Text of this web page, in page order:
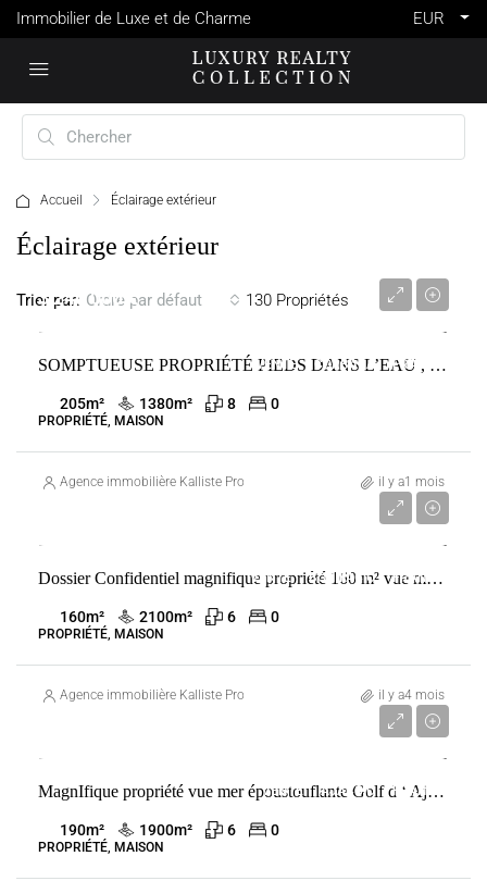
Immobilier de Luxe et de Charme EUR
Accueil Éclairage extérieur
Éclairage extérieur
130 Propriétés
Trier par: Ordre par défaut
VENTE CORBARA FRANCE
3 240 000 €
SOMPTUEUSE PROPRIÉTÉ PIEDS DANS L’EAU , MARINE DE DAVIA 20256 CORBAR
205m² 1380m² 8 0
PROPRIÉTÉ, MAISON
Agence immobilière Kalliste Properties il y a1 mois
VENTE BONIFACIO FRANCEDossier Confidentiel magnifique propriété 160 m² vue mer proche golf de spérone bonifacio 20169
160m² 2100m² 6 0
PROPRIÉTÉ, MAISON
Agence immobilière Kalliste Properties il y a4 mois
VENTE AJACCIO FRANCEMagnIfique propriété vue mer époustouflante Golf d ‘ Ajaccio
190m² 1900m² 6 0
PROPRIÉTÉ, MAISON